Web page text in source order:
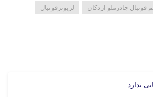
فوتبال چادرملو اردکان
لژیونرفوتبال
ندارد